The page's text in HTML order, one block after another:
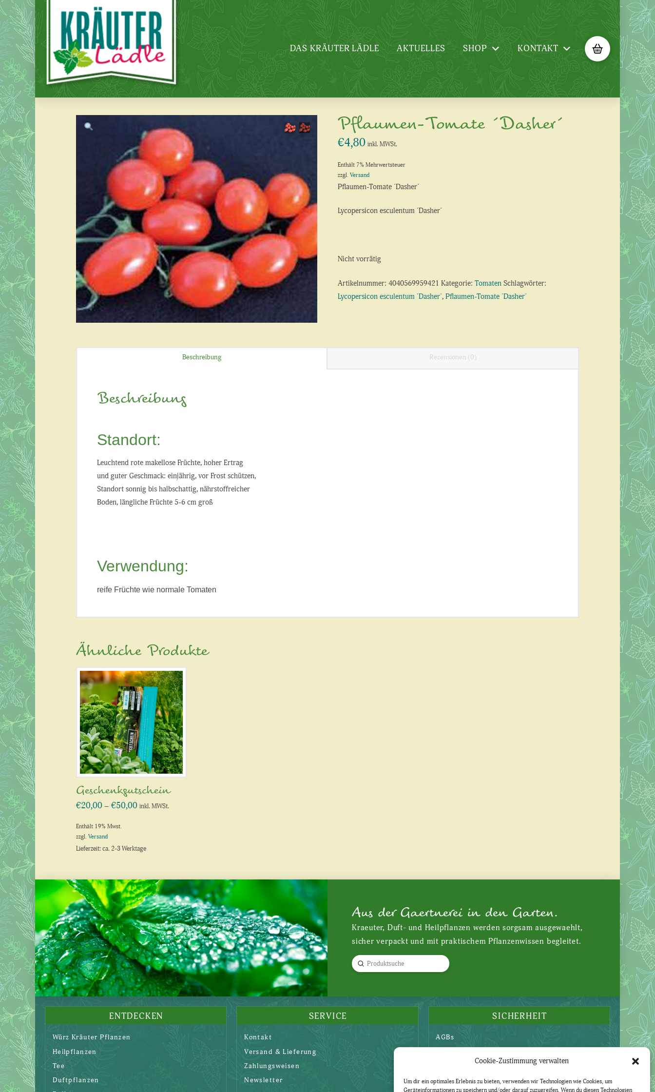
Cookie-Zustimmung verwalten
Um dir ein optimales Erlebnis zu bieten, verwenden wir Technologien wie Cookies, um
Geräteinformationen zu speichern und/oder darauf zuzugreifen. Wenn du diesen Technologien
DAS KRÄUTER LÄDLE AKTUELLES SHOP KONTAKT
Pflaumen-Tomate ´Dasher´
€4,80 inkl. MWSt.
Enthält 7% Mehrwertsteuer
zzgl. Versand
Pflaumen-Tomate ´Dasher´
Lycopersicon esculentum ´Dasher´
Nicht vorrätig
Artikelnummer: 4040569959421 Kategorie: Tomaten Schlagwörter:
Lycopersicon esculentum ´Dasher´, Pflaumen-Tomate ´Dasher´
Beschreibung Rezensionen (0)
Beschreibung
Standort:
Leuchtend rote makellose Früchte, hoher Ertrag
und guter Geschmack: einjährig, vor Frost schützen,
Standort sonnig bis halbschattig, nährstoffreicher
Boden, längliche Früchte 5-6 cm groß
Verwendung:
reife Früchte wie normale Tomaten
Ähnliche Produkte
Geschenkgutschein
€20,00 – €50,00Preisspanne:
inkl. MWSt.
Enthält 19% Mwst.
zzgl. Versand
Lieferzeit: ca. 2-3 Werktage
Produkt
weist
mehrere
Varianten
auf.
Die
Optionen
können
auf
der
Produktseite
gewählt
werden
Aus der Gaertnerei in den Garten.
Kraeuter, Duft- und Heilpflanzen werden sorgsam ausgewaehlt,
sicher verpackt und mit praktischem Pflanzenwissen begleitet.
Search
Submit
ENTDECKEN
Würz Kräuter Pflanzen
Heilpflanzen
Tee
Duftpflanzen
SERVICE
Kontakt
Versand & Lieferung
Zahlungsweisen
Newsletter
SICHERHEIT
AGBs
Impressum